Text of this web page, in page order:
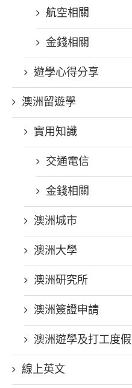
航空相關
金錢相關
遊學心得分享
澳洲留遊學
實用知識
交通電信
金錢相關
澳洲城市
澳洲大學
澳洲研究所
澳洲簽證申請
澳洲遊學及打工度假
線上英文